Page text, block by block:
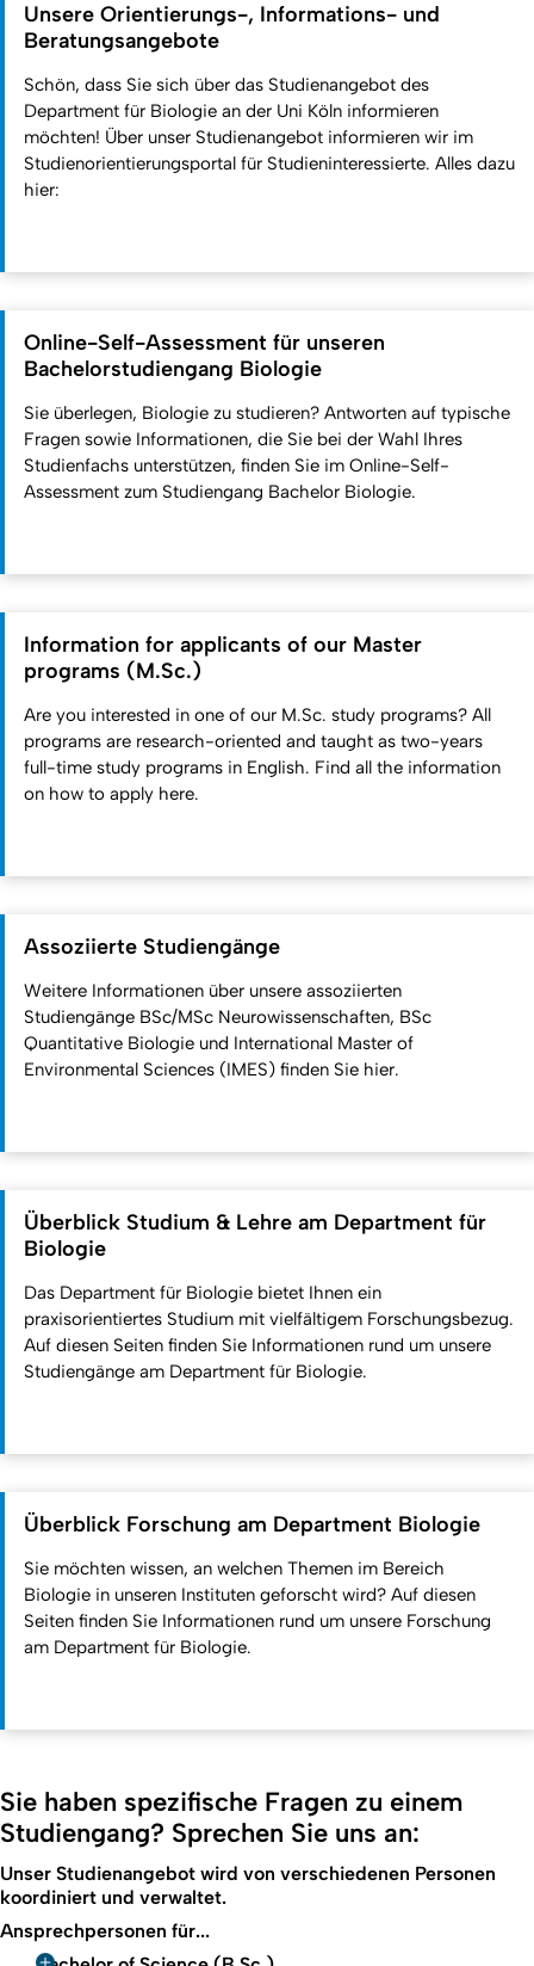
Unsere Orientierungs-, Informations- und
Beratungsangebote
Schön, dass Sie sich über das Studienangebot des
Department für Biologie an der Uni Köln informieren
möchten! Über unser Studienangebot informieren wir im
Studienorientierungsportal für Studieninteressierte. Alles dazu
hier:
Online-Self-Assessment für unseren
Bachelorstudiengang Biologie
Sie überlegen, Biologie zu studieren? Antworten auf typische
Fragen sowie Informationen, die Sie bei der Wahl Ihres
Studienfachs unterstützen, finden Sie im Online-Self-
Assessment zum Studiengang Bachelor Biologie.
Information for applicants of our Master
programs (M.Sc.)
Are you interested in one of our M.Sc. study programs? All
programs are research-oriented and taught as two-years
full-time study programs in English. Find all the information
on how to apply here.
Assoziierte Studiengänge
Weitere Informationen über unsere assoziierten
Studiengänge BSc/MSc Neurowissenschaften, BSc
Quantitative Biologie und International Master of
Environmental Sciences (IMES) finden Sie hier.
Überblick Studium & Lehre am Department für
Biologie
Das Department für Biologie bietet Ihnen ein
praxisorientiertes Studium mit vielfältigem Forschungsbezug.
Auf diesen Seiten finden Sie Informationen rund um unsere
Studiengänge am Department für Biologie.
Überblick Forschung am Department Biologie
Sie möchten wissen, an welchen Themen im Bereich
Biologie in unseren Instituten geforscht wird? Auf diesen
Seiten finden Sie Informationen rund um unsere Forschung
am Department für Biologie.
Sie haben spezifische Fragen zu einem
Studiengang? Sprechen Sie uns an:
Unser Studienangebot wird von verschiedenen Personen
koordiniert und verwaltet.
Ansprechpersonen für...